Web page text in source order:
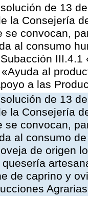
de 13
la Consejería
se convocan,
al consumo
al
a las
de 13
la Consejería
se convocan,
al consumo
de origen
de caprino y